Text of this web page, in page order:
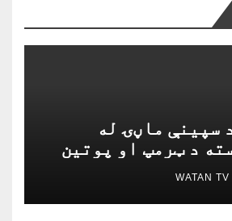
سپینې ماڼۍ له
د ټرمپ او پوتین
کې د ګډون لپاره
WATAN TV